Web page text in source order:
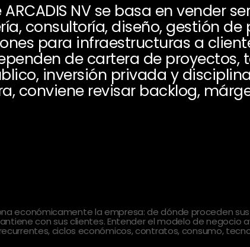
NV se basa en vender
consultoría, diseño, gestión de
para infraestructuras a
de cartera de proyectos,
inversión privada y
conviene revisar backlog,
económicamente la empresa: de dónde proceden
con sus clientes. Entender el modelo de negocio
ciclos económicos, contratos, consumo,